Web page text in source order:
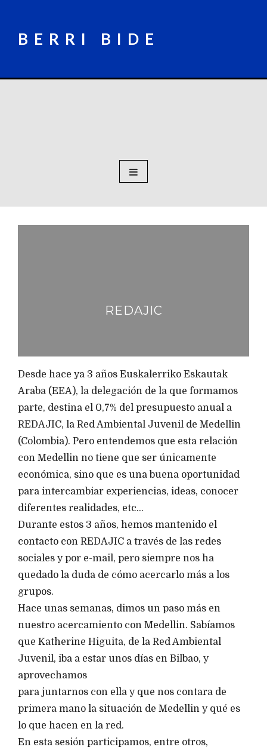
BERRI BIDE
REDAJIC
Desde hace ya 3 años Euskalerriko Eskautak
Araba (EEA), la delegación de la que formamos
parte, destina el 0,7% del presupuesto anual a
REDAJIC, la Red Ambiental Juvenil de Medellin
(Colombia). Pero entendemos que esta relación
con Medellin no tiene que ser únicamente
económica, sino que es una buena oportunidad
para intercambiar experiencias, ideas, conocer
diferentes realidades, etc…
Durante estos 3 años, hemos mantenido el
contacto con REDAJIC a través de las redes
sociales y por e-mail, pero siempre nos ha
quedado la duda de cómo acercarlo más a los
grupos.
Hace unas semanas, dimos un paso más en
nuestro acercamiento con Medellin. Sabíamos
que Katherine Higuita, de la Red Ambiental
Juvenil, iba a estar unos días en Bilbao, y
aprovechamos
para juntarnos con ella y que nos contara de
primera mano la situación de Medellin y qué es
lo que hacen en la red.
En esta sesión participamos, entre otros,